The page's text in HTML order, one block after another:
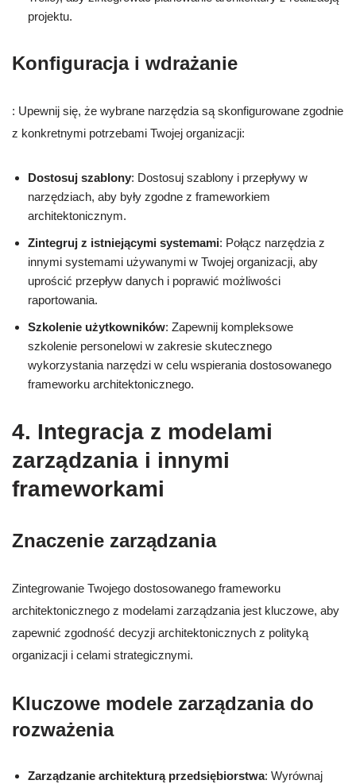
projektu.
Konfiguracja i wdrażanie
: Upewnij się, że wybrane narzędzia są skonfigurowane zgodnie
z konkretnymi potrzebami Twojej organizacji:
Dostosuj szablony: Dostosuj szablony i przepływy w
narzędziach, aby były zgodne z frameworkiem
architektonicznym.
Zintegruj z istniejącymi systemami: Połącz narzędzia z
innymi systemami używanymi w Twojej organizacji, aby
uprościć przepływ danych i poprawić możliwości
raportowania.
Szkolenie użytkowników: Zapewnij kompleksowe
szkolenie personelowi w zakresie skutecznego
wykorzystania narzędzi w celu wspierania dostosowanego
frameworku architektonicznego.
4. Integracja z modelami
zarządzania i innymi
frameworkami
Znaczenie zarządzania
Zintegrowanie Twojego dostosowanego frameworku
architektonicznego z modelami zarządzania jest kluczowe, aby
zapewnić zgodność decyzji architektonicznych z polityką
organizacji i celami strategicznymi.
Kluczowe modele zarządzania do
rozważenia
Zarządzanie architekturą przedsiębiorstwa: Wyrównaj